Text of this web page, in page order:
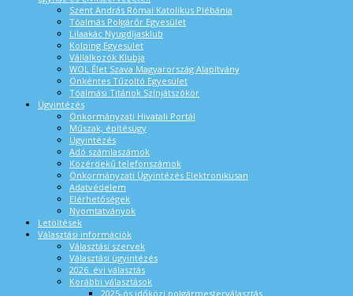
Szent András Római Katolikus Plébánia
Tóalmás Polgárőr Egyesület
Lilaakác Nyugdíjasklub
Kolping Egyesület
Vállalkozók Klubja
WOL Élet Szava Magyarország Alapítvány
Önkéntes Tűzoltó Egyesület
Tóalmási Titánok Színjátszókör
Ügyintézés
Önkormányzati Hivatali Portál
Műszak, építésügy
Ügyintézés
Adó számlaszámok
Közérdekű telefonszámok
Önkormányzati Ügyintézés Elektronikusan
Adatvédelem
Elérhetőségek
Nyomtatványok
Letöltések
Választási információk
Választási szervek
Választási ügyintézés
2026. évi választás
Korábbi választások
2025-ös időközi polgármesterválasztás